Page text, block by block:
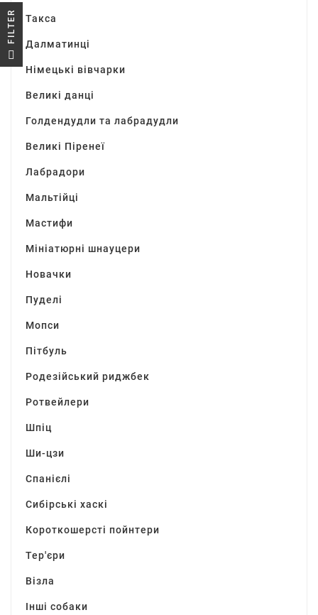
Такса
Далматинці
Німецькі вівчарки
Великі данці
Голдендудли та лабрадудли
Великі Піренеї
Лабрадори
Мальтійці
Мастифи
Мініатюрні шнауцери
Новачки
Пуделі
Мопси
Пітбуль
Родезійський риджбек
Ротвейлери
Шпіц
Ши-цзи
Спанієлі
Сибірські хаскі
Короткошерсті пойнтери
Тер'єри
Візла
Інші собаки
R